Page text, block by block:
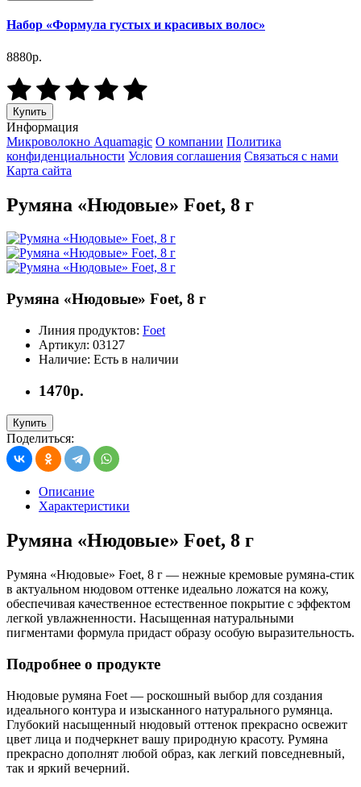
Набор «Формула густых и красивых волос»
8880р.
Купить
Информация
Микроволокно Aquamagic О компании Политика
конфиденциальности Условия соглашения Связаться с нами
Карта сайта
Румяна «Нюдовые» Foet, 8 г
Румяна «Нюдовые» Foet, 8 г
Линия продуктов: Foet
Артикул: 03127
Наличие: Есть в наличии
1470р.
Купить
Поделиться:
Описание
Характеристики
Румяна «Нюдовые» Foet, 8 г
Румяна «Нюдовые» Foet, 8 г — нежные кремовые румяна-стик
в актуальном нюдовом оттенке идеально ложатся на кожу,
обеспечивая качественное естественное покрытие с эффектом
легкой увлажненности. Насыщенная натуральными
пигментами формула придаст образу особую выразительность.
Подробнее о продукте
Нюдовые румяна Foet — роскошный выбор для создания
идеального контура и изысканного натурального румянца.
Глубокий насыщенный нюдовый оттенок прекрасно освежит
цвет лица и подчеркнет вашу природную красоту. Румяна
прекрасно дополнят любой образ, как легкий повседневный,
так и яркий вечерний.